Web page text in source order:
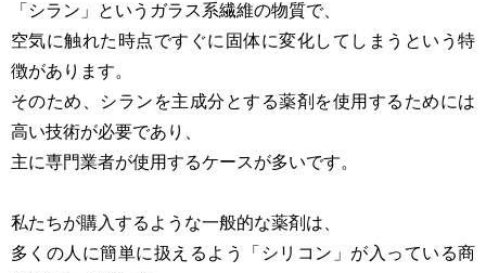
「シラン」というガラス系繊維の物質で、
空気に触れた時点ですぐに固体に変化してしまうという特
徴があります。
そのため、シランを主成分とする薬剤を使用するためには
高い技術が必要であり、
主に専門業者が使用するケースが多いです。
私たちが購入するような一般的な薬剤は、
多くの人に簡単に扱えるよう「シリコン」が入っている商